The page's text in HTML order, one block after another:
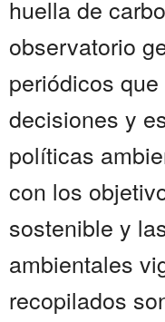
huella de
observatorio
periódicos
decisiones y
políticas
con los
sostenible y
ambientales
recopilados